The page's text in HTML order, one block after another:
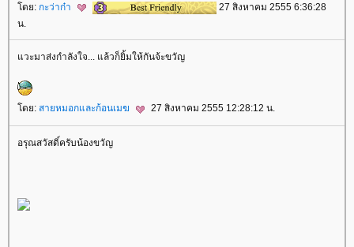
ดย: กะว่าก๋า
27 สิงหาคม 2555 6:36:28
น.
วะมาส่งกำลังใจ... แล้วก็ยิ้มให้กันจ้ะขวัญ
ดย: สายหมอกและก้อนเมฆ 27 สิงหาคม 2555 12:28:12 น.
อรุณสวัสดิ์ครับน้องขวัญ